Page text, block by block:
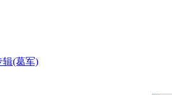
辑(葛军)